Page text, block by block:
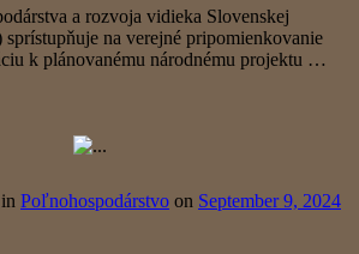
a rozvoja vidieka Slovenskej
na verejné pripomienkovanie
k plánovanému národnému projektu …
Poľnohospodárstvo on September 9, 2024